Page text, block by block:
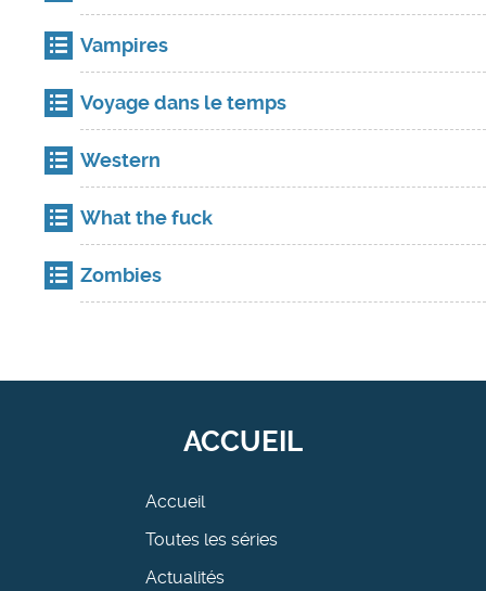
Vampires
Voyage dans le temps
Western
What the fuck
Zombies
ACCUEIL
Accueil
Toutes les séries
Actualités